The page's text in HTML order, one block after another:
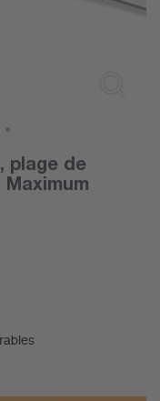
plage de